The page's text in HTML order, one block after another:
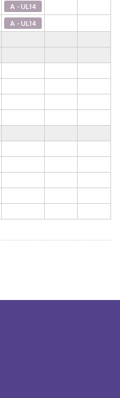
A - UL14
A - UL14